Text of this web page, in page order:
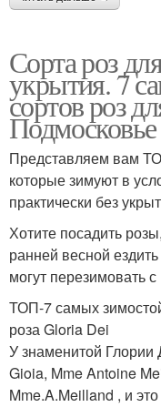
Сорта роз
укрытия. 7
сортов роз
Подмосковье
Представляем вам
которые зимуют в
практически без
Хотите посадить
ранней весной
могут перезимовать
ТОП-7 самых
роза Gloria Dei
У знаменитой Глории
Gioia, Mme Antoine
Mme.A.Meilland , и